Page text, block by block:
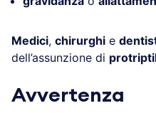
Medici, chirurghi e
dell’assunzione di
Avvertenza